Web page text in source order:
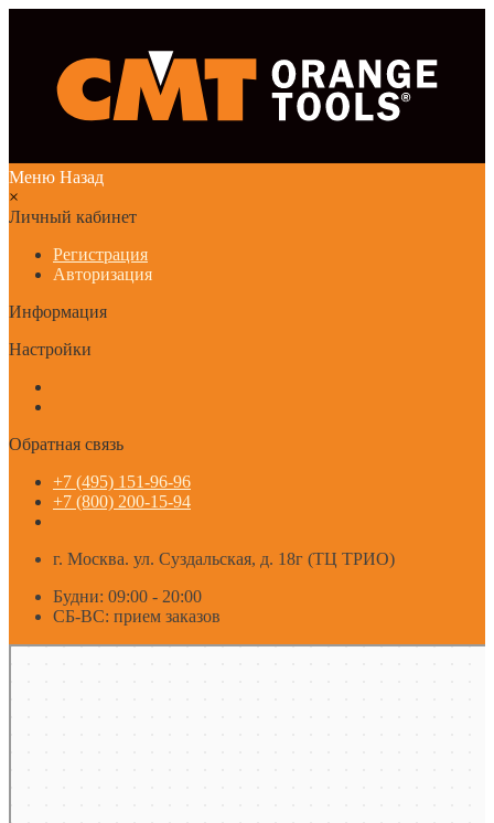
Меню Назад
×
Личный кабинет
Регистрация
Авторизация
Информация
Настройки
Обратная связь
+7 (495) 151-96-96
+7 (800) 200-15-94
г. Москва. ул. Суздальская, д. 18г (ТЦ ТРИО)
Будни: 09:00 - 20:00
СБ-ВС: прием заказов